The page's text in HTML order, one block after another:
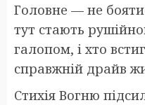
Головне — не
тут стають
галопом, і хто
справжній драйв
Стихія Вогню